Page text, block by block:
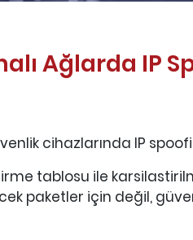
Ağlarda IP
cihazlarında IP
tablosu ile
paketler için değil,